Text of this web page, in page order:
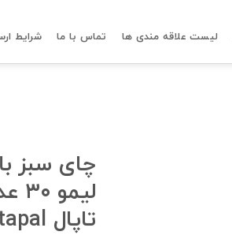
لیست علاقه مندی ها تماس با ما شرایط
چای سبز
تاپال tapal